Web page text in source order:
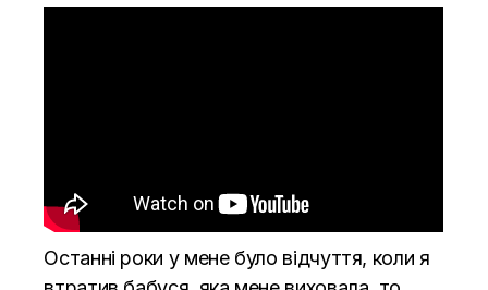
Останні роки у мене було відчуття, коли я